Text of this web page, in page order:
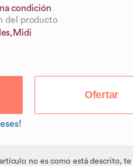
condición
del producto
Midi
Ofertar
no es como está descrito,